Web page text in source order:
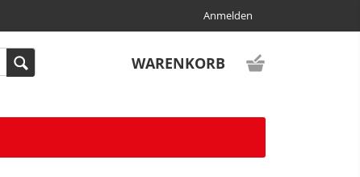
Anmelden
WARENKORB